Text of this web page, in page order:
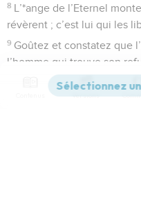
8 L’*ange de l’Eternel
révèrent ; c’est lui qui les
9 Goûtez et constatez que
l’homme qui trouve son
Vous qui appartenez à
manque à ceux qui le
Versions